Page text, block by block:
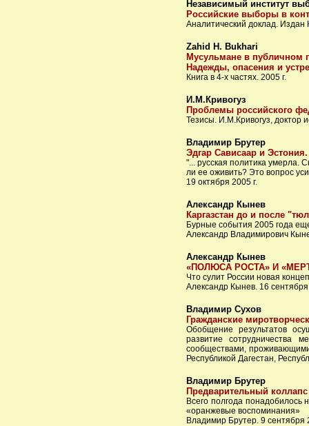
Независимый институт
Российские выборы в
Аналитический доклад.
Zahid H. Bukhari
Мусульмане в публичном
Надежды, опасения и
Книга в 4-х частях. 2005 г.
И.М.Кривогуз
Проблемы российского
Тезисы. И.М.Кривогуз, доктор
Владимир Брутер
Эдгар Сависаар и
"... русская политика умерла.
ли ее оживить? Это вопрос
19 октября 2005 г.
Александр Кынев
Каргазстан до и после
Бурные события 2005 года
Александр Владимирович
Александр Кынев
«ПОЛЮСА РОСТА» И
Что сулит России новая
Александр Кынев. 16
Владимир Сухов
Гражданские
Обобщение результатов
развитие сотрудничества
сообществами, проживающими
Республикой Дагестан,
Владимир Брутер
Предварительный коллапс
Всего полгода понадобилось
«оранжевые воспоминания»
Владимир Брутер. 9 сентября